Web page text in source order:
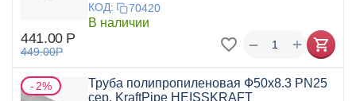
КОД: 70420
В наличии
441.00 Р
449.00Р +
−
2%
Труба полипропиленовая Ф50x8.3 PN25
сер. KraftPipe HEISSKRAFT